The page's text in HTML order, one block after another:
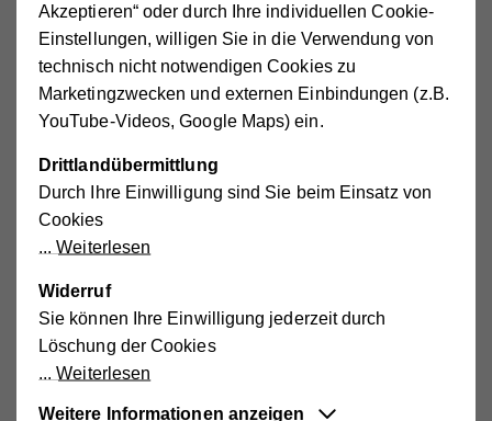
Wohnungsplan
Hier finden Sie einen beispielhaften Wohnungsgrundriss
Bewohner*innen quartalsweise kostenlos angeboten.
Kontakt
Akzeptieren“ oder durch Ihre individuellen Cookie-
Einstellungen, willigen Sie in die Verwendung von
technisch nicht notwendigen Cookies zu
Marketingzwecken und externen Einbindungen (z.B.
YouTube-Videos, Google Maps) ein.
Drittlandübermittlung
Durch Ihre Einwilligung sind Sie beim Einsatz von
Cookies
Weiterlesen
Widerruf
Sie können Ihre Einwilligung jederzeit durch
Löschung der Cookies
Weiterlesen
Weitere Informationen anzeigen